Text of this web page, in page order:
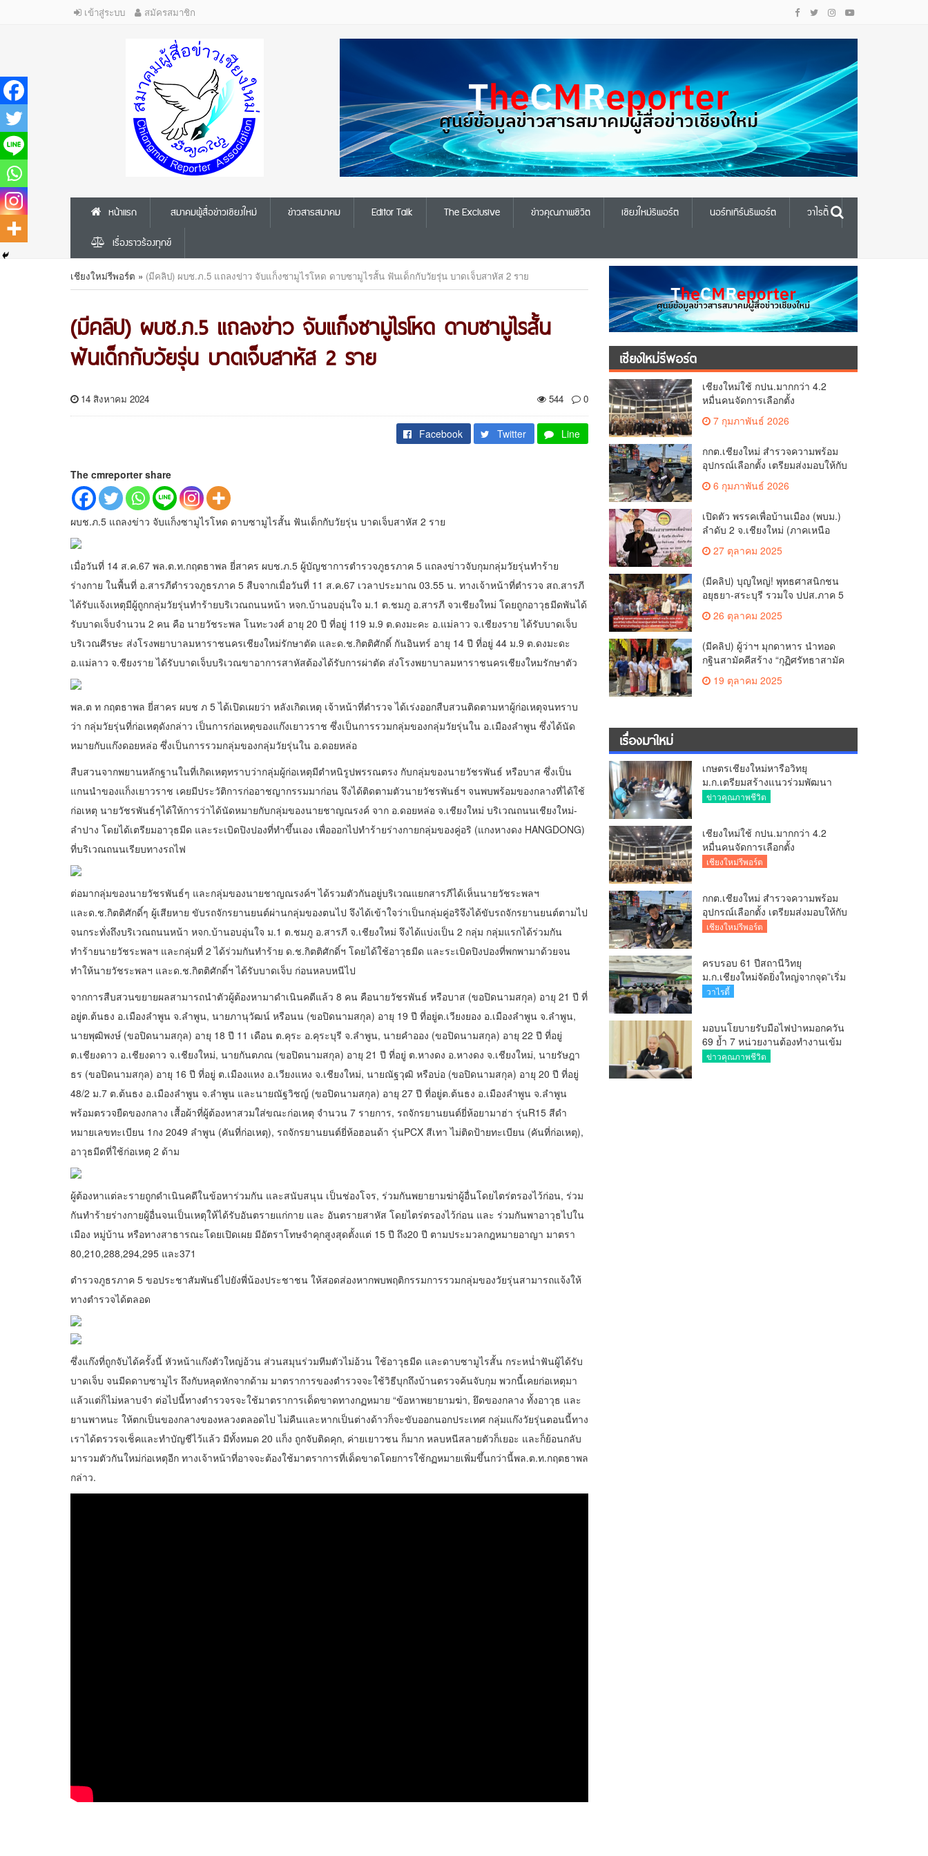
เข้าสู่ระบบ สมัครสมาชิก
หน้าแรก สมาคมผู้สื่อข่าวเชียงใหม่ ข่าวสารสมาคม Editor Talk The Exclusive ข่าวคุณภาพชีวิต เชียงใหม่รีพอร์ต นอร์ทเทิร์นรีพอร์ต
วาไรตี้
เรื่องราวร้องทุกข์
เชียงใหม่รีพอร์ต » (มีคลิป) ผบช.ภ.5 แถลงข่าว จับแก็งซามูไรโหด ดาบซามูไรสั้น ฟันเด็กกับวัยรุ่น บาดเจ็บสาหัส 2 ราย
(มีคลิป) ผบช.ภ.5 แถลงข่าว จับแก็งซามูไรโหด ดาบซามูไรสั้น
ฟันเด็กกับวัยรุ่น บาดเจ็บสาหัส 2 ราย
14 สิงหาคม 2024 544 0
Facebook Twitter Line
The cmreporter share
ผบช.ภ.5 แถลงข่าว จับแก็งซามูไรโหด ดาบซามูไรสั้น ฟันเด็กกับวัยรุ่น บาดเจ็บสาหัส 2 ราย
เมื่อวันที่ 14 ส.ค.67 พล.ต.ท.กฤตธาพล ยี่สาคร ผบช.ภ.5 ผู้บัญชาการตำรวจภูธรภาค 5 แถลงข่าวจับกุมกลุ่มวัยรุ่นทำร้าย
ร่างกาย ในพื้นที่ อ.สารภีตำรวจภูธรภาค 5 สืบจากเมื่อวันที่ 11 ส.ค.67 เวลาประมาณ 03.55 น. ทางเจ้าหน้าที่ตำรวจ สถ.สารภี
ได้รับแจ้งเหตุมีผู้ถูกกลุ่มวัยรุ่นทำร้ายบริเวณถนนหน้า หจก.บ้านอบอุ่นใจ ม.1 ต.ชมภู อ.สารภี จวเชียงใหม่ โดยถูกอาวุธมีดพันได้
รับบาดเจ็บจำนวน 2 คน คือ นายวัชระพล โนทะวงศ์ อายุ 20 ปี ที่อยู่ 119 ม.9 ต.ดงมะคะ อ.แม่ลาว จ.เชียงราย ได้รับบาดเจ็บ
บริเวณศีรษะ ส่งโรงพยาบาลมหาราชนครเชียงใหม่รักษาตัด และด.ช.กิตติศักดิ์ กันอินทร์ อายุ 14 ปี ที่อยู่ 44 ม.9 ต.ดงมะดะ
อ.แม่ลาว จ.ชียงราย ได้รับบาดเจ็บบริเวณขาอาการสาหัสต้องได้รับการผ่าตัด ส่งโรงพยาบาลมหาราชนครเชียงใหมรักษาตัว
พล.ต ท กฤตธาพล ยี่สาคร ผบช ภ 5 ได้เปิดเผยว่า หลังเกิดเหตุ เจ้าหน้าที่ตำรวจ ได้เร่งออกสืบสวนติดตามหาผู้ก่อเหตุจนทราบ
ว่า กลุ่มวัยรุ่นที่ก่อเหตุดังกล่าว เป็นการก่อเหตุของแก๊งเยาวราช ซึ่งเป็นการรวมกลุ่มของกลุ่มวัยรุ่นใน อ.เมืองลำพูน ซึ่งได้นัด
หมายกับแก๊งดอยหล่อ ซึ่งเป็นการรวมกลุ่มของกลุ่มวัยรุ่นใน อ.ดอยหล่อ
สืบสวนจากพยานหลักฐานในที่เกิดเหตุทราบว่ากลุ่มผู้ก่อเหตุมีตำหนิรูปพรรณตรง กับกลุ่มของนายวัชรพันธ์ หรือบาส ซึ่งเป็น
แกนนำของแก็งเยาวราช เคยมีประวัติการก่ออาชญากรรมมาก่อน จึงได้ติดตามตัวนายวัชรพันธ์ฯ จนพบพร้อมของกลางที่ได้ใช้
ก่อเหตุ นายวัชรพันธ์ๆได้ให้การว่าได้นัดหมายกับกลุ่มของนายชาญณรงค์ จาก อ.ดอยหล่อ จ.เชียงใหม่ บริเวณถนนเชียงใหม่-
ลำปาง โดยได้เตรียมอาวุธมีด และระเบิดปิงปองที่ทำขึ้นเอง เพื่อออกไปทำร้ายร่างกายกลุ่มของคู่อริ (แกงหางดง HANGDONG)
ที่บริเวณถนนเรียบทางรถไฟ
ต่อมากลุ่มของนายวัชรพันธ์ๆ และกลุ่มของนายชาญณรงค์ฯ ได้รวมตัวกันอยู่บริเวณแยกสารภีได้เห็นนายวัชระพลฯ
และด.ช.กิตติศักดิ์ๆ ผู้เสียหาย ขับรถจักรยานยนต์ผ่านกลุ่มของตนไป จึงได้เข้าใจว่าเป็นกลุ่มคู่อริจึงได้ขับรถจักรยานยนต์ตามไป
จนกระทั่งถึงบริเวณถนนหน้า หจก.บ้านอบอุ่นใจ ม.1 ต.ชมภู อ.สารภี จ.เชียงใหม่ จึงได้แบ่งเป็น 2 กลุ่ม กลุ่มแรกได้ร่วมกัน
ทำร้ายนายวัชระพลฯ และกลุ่มที่ 2 ได้ร่วมกันทำร้าย ด.ช.กิตติศักดิ์ฯ โดยได้ใช้อาวุธมีด และระเบิดปิงปองที่พกพามาด้วยจน
ทำให้นายวัชระพลฯ และด.ช.กิตติศักดิ์ฯ ได้รับบาดเจ็บ ก่อนหลบหนีไป
จากการสืบสวนขยายผลสามารถนำตัวผู้ต้องหามาดำเนินคดีแล้ว 8 คน คือนายวัชรพันธ์ หรือบาส (ขอปิดนามสกุล) อายุ 21 ปี ที่
อยู่ต.ต้นธง อ.เมืองลำพูน จ.ลำพูน, นายภานุวัฒน์ หรือนน (ขอปิดนามสกุล) อายุ 19 ปี ที่อยู่ต.เวียงยอง อ.เมืองลำพูน จ.ลำพูน,
นายพุฒิพงษ์ (ขอปิดนามสกุล) อายุ 18 ปี 11 เดือน ต.คุระ อ.คุระบุรี จ.ลำพูน, นายคำออง (ขอปิดนามสกุล) อายุ 22 ปี ที่อยู่
ต.เชียงดาว อ.เชียงดาว จ.เชียงใหม่, นายกันตภณ (ขอปิดนามสกุล) อายุ 21 ปี ที่อยู่ ต.หางดง อ.หางดง จ.เชียงใหม่, นายรัษฎา
ธร (ขอปิดนามสกุล) อายุ 16 ปี ที่อยู่ ต.เมืองแหง อ.เวียงแหง จ.เชียงใหม่, นายณัฐวุฒิ หรือบ่อ (ขอปิดนามสกุล) อายุ 20 ปี ที่อยู่
48/2 ม.7 ต.ต้นธง อ.เมืองลำพูน จ.ลำพูน และนายณัฐวิชญ์ (ขอปิดนามสกุล) อายุ 27 ปี ที่อยู่ต.ต้นธง อ.เมืองลำพูน จ.ลำพูน
พร้อมตรวจยืดของกลาง เสื้อผ้าที่ผู้ต้องหาสวมใส่ขณะก่อเหตุ จำนวน 7 รายการ, รถจักรยานยนต์ยี่ห้อยามาฮ่า รุ่นR15 สีดำ
หมายเลขทะเบียน 1กง 2049 ลำพูน (คันที่ก่อเหตุ), รถจักรยานยนต์ยี่ห้อฮอนด้า รุ่นPCX สีเทา ไม่ติดป้ายทะเบียน (คันที่ก่อเหตุ),
อาวุธมีดที่ใช้ก่อเหตุ 2 ด้าม
ผู้ต้องหาแต่ละรายถูกดำเนินคดีในข้อหาร่วมกัน และสนับสนุน เป็นช่องโจร, ร่วมกันพยายามฆ่าผู้อื่นโดยไตร่ตรองไว้ก่อน, ร่วม
กันทำร้ายร่างกายผู้อื่นจนเป็นเหตุให้ได้รับอันตรายแก่กาย และ อันตรายสาหัส โดยไตร่ตรองไว้ก่อน และ ร่วมกันพาอาวุธไปใน
เมือง หมู่บ้าน หรือทางสาธารณะโดยเปิดเผย มีอัตราโทษจำคุกสูงสุดตั้งแต่ 15 ปี ถึง20 ปี ตามประมวลกฎหมายอาญา มาตรา
80,210,288,294,295 และ371
ตำรวจภูธรภาค 5 ขอประชาสัมพันธ์ไปยังพี่น้องประชาชน ให้สอดส่องหากพบพฤติกรรมการรวมกลุ่มของวัยรุ่นสามารถแจ้งให้
ทางตำรวจได้ตลอด
ซึ่งแก๊งที่ถูกจับได้ครั้งนี้ หัวหน้าแก๊งตัวใหญ่อ้วน ส่วนสมุนร่วมทีมตัวไม่อ้วน ใช้อาวุธมีด และดาบซามูไรสั้น กระหน่ำฟันผู้ได้รับ
บาดเจ็บ จนมีดดาบซามูไร ถึงกับหลุดหักจากด้าม มาตราการของตำรวจจะใช้วิธีบุกถึงบ้านตรวจค้นจับกุม พวกนี้เคยก่อเหตุมา
แล้วแต่ก็ไม่หลาบจำ ต่อไปนี้ทางตำรวจรจะใช้มาตราการเด็ดขาดทางกฏหมาย “ข้อหาพยายามฆ่า, ยึดของกลาง ทั้งอาวุธ และ
ยานพาหนะ ให้ตกเป็นของกลางของหลวงตลอดไป ไม่คืนและหากเป็นต่างด้าวก็จะขับออกนอกประเทศ กลุ่มแก๊งวัยรุ่นตอนนี้ทาง
เราได้ตรวรจเช็คและทำบัญชีไว้แล้ว มีทั้งหมด 20 แก็ง ถูกจับติดคุก, ค่ายเยาวชน ก็มาก หลบหนีสลายตัวก็เยอะ และก็ย้อนกลับ
มารวมตัวกันใหม่ก่อเหตุอีก ทางเจ้าหน้าที่อาจจะต้องใช้มาตราการที่เด็ดขาดโดยการใช้กฏหมายเพิ่มขึ้นกว่านี้พล.ต.ท.กฤตธาพล
กล่าว.
เชียงใหม่รีพอร์ต
เชียงใหม่ใช้ กปน.มากกว่า 4.2
หมื่นคนจัดการเลือกตั้ง
กกต.เชียงใหม่ ร่วมกับ นายอำเภอ
หางดง ตรวจความเรียบร้อย การ
7 กุมภาพันธ์ 2026
กกต.เชียงใหม่ สำรวจความพร้อม
อุปกรณ์เลือกตั้ง เตรียมส่งมอบให้กับ
ทุกหน่วยเลือกตั้งในวันพรุ่งนี้
6 กุมภาพันธ์ 2026
เปิดตัว พรรคเพื่อบ้านเมือง (พบม.)
ลำดับ 2 จ.เชียงใหม่ (ภาคเหนือ
ตอนบน) ชูนโยบาย ปลดหนี้ สร้าง
รายได้ ตั้งกองทุนเกษตรกร สร้าง
ประชาชน นำกฎหมายบังคับใช้
และเผาทำลายยาเสพติดทิ้งทันที
หากจับได้
27 ตุลาคม 2025
(มีคลิป) บุญใหญ่! พุทธศาสนิกชน
อยุธยา-สระบุรี รวมใจ ปปส.ภาค 5
และศรัทธาเชียงใหม่ ทอดกฐิน
สามัคคี วัดร้องอ้อ
26 ตุลาคม 2025
(มีคลิป) ผู้ว่าฯ มุกดาหาร นำทอด
กฐินสามัคคีสร้าง “กุฏิศรัทธาสามัค
คีฯ” วัดทากู่แก้วลำพูน ยอดปัจจัย 5
แสนกว่าบาท
19 ตุลาคม 2025
เรื่องมาใหม่
เกษตรเชียงใหม่หารือวิทยุ
ม.ก.เตรียมสร้างแนวร่วมพัฒนา
คุณภาพชีวิตเกษตรกร สื่อสาร
ข่าวคุณภาพชีวิต
เชียงใหม่ใช้ กปน.มากกว่า 4.2
หมื่นคนจัดการเลือกตั้ง
กกต.เชียงใหม่ ร่วมกับ นายอำเภอ
เชียงใหม่รีพอร์ต
กกต.เชียงใหม่ สำรวจความพร้อม
อุปกรณ์เลือกตั้ง เตรียมส่งมอบให้กับ
ทุกหน่วยเลือกตั้งในวันพรุ่งนี้
เชียงใหม่รีพอร์ต
ครบรอบ 61 ปีสถานีวิทยุ
ม.ก.เชียงใหม่จัดยิ่งใหญ่จากจุด”เริ่ม
ต้นจากเสาไม้ไผ่ จนถึงวันที่มี
วาไรตี้
มอบนโยบายรับมือไฟป่าหมอกควัน
69 ย้ำ 7 หน่วยงานต้องทำงานเข้ม
ข้น ชี้ “ผู้ว่า” คีย์แมนสำคัญทำ
ข่าวคุณภาพชีวิต